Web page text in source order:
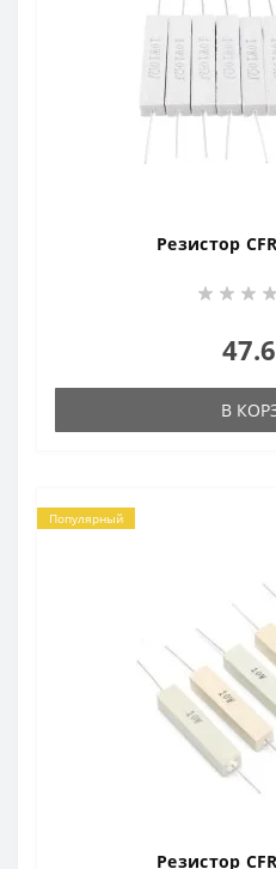
Резистор
В
Популярный
Резистор